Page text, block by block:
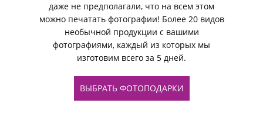
даже не предполагали, что на всем этом
можно печатать фотографии! Более 20 видов
необычной продукции с вашими
фотографиями, каждый из которых мы
изготовим всего за 5 дней.
ВЫБРАТЬ ФОТОПОДАРКИ